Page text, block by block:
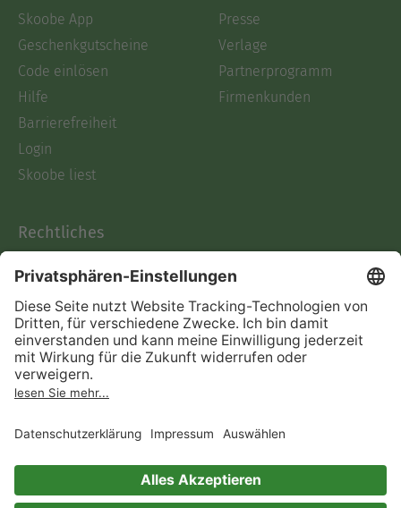
Skoobe App
Geschenkgutscheine
Code einlösen
Hilfe
Barrierefreiheit
Login
Skoobe liest
Presse
Verlage
Partnerprogramm
Firmenkunden
Rechtliches
AGB
Informationen nach Data
Act
Verträge hier kündigen
Impressum
Immer ein gutes Buch